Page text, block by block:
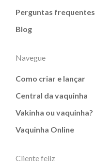
Perguntas frequentes
Blog
Navegue
Como criar e lançar
Central da vaquinha
Vakinha ou vaquinha?
Vaquinha Online
Cliente feliz